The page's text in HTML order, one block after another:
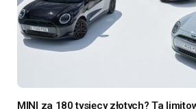
MINI za 180 tysięcy złotych? Ta